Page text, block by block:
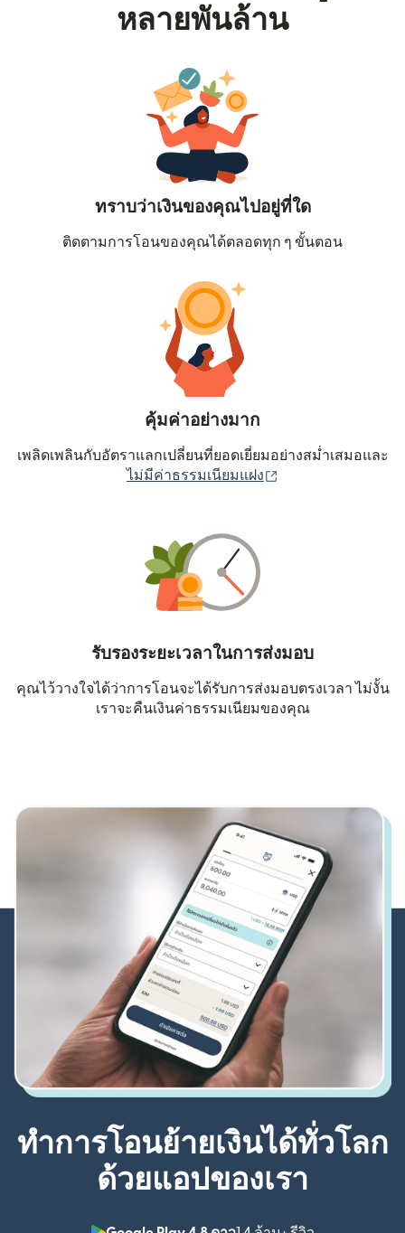
หลายพันล้าน
ทราบว่าเงินของคุณไปอยู่ที่ใด
ติดตามการโอนของคุณได้ตลอดทุก ๆ ขั้นตอน
คุ้มค่าอย่างมาก
เพลิดเพลินกับอัตราแลกเปลี่ยนที่ยอดเยี่ยมอย่างสม่ำเสมอและ
ไม่มีค่าธรรมเนียมแฝง
รับรองระยะเวลาในการส่งมอบ
คุณไว้วางใจได้ว่าการโอนจะได้รับการส่งมอบตรงเวลา ไม่งั้น
เราจะคืนเงินค่าธรรมเนียมของคุณ
ทำการโอนย้ายเงินได้ทั่วโลก
ด้วยแอปของเรา